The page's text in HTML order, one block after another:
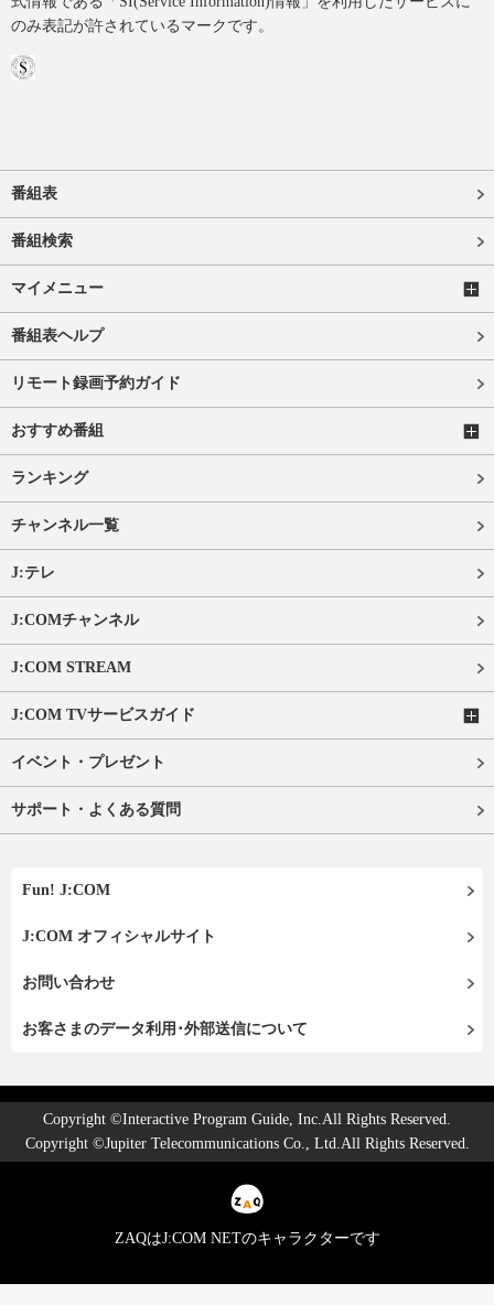
のみ表記が許されているマークです。
番組表
番組検索
マイメニュー
番組表ヘルプ
リモート録画予約ガイド
おすすめ番組
ランキング
チャンネル一覧
J:テレ
J:COMチャンネル
J:COM STREAM
J:COM TVサービスガイド
イベント・プレゼント
サポート・よくある質問
Fun! J:COM
J:COM オフィシャルサイト
お問い合わせ
お客さまのデータ利用･外部送信について
Copyright ©Interactive Program Guide, Inc.All Rights Reserved.
Copyright ©Jupiter Telecommunications Co., Ltd.All Rights Reserved.
ZAQはJ:COM NETのキャラクターです